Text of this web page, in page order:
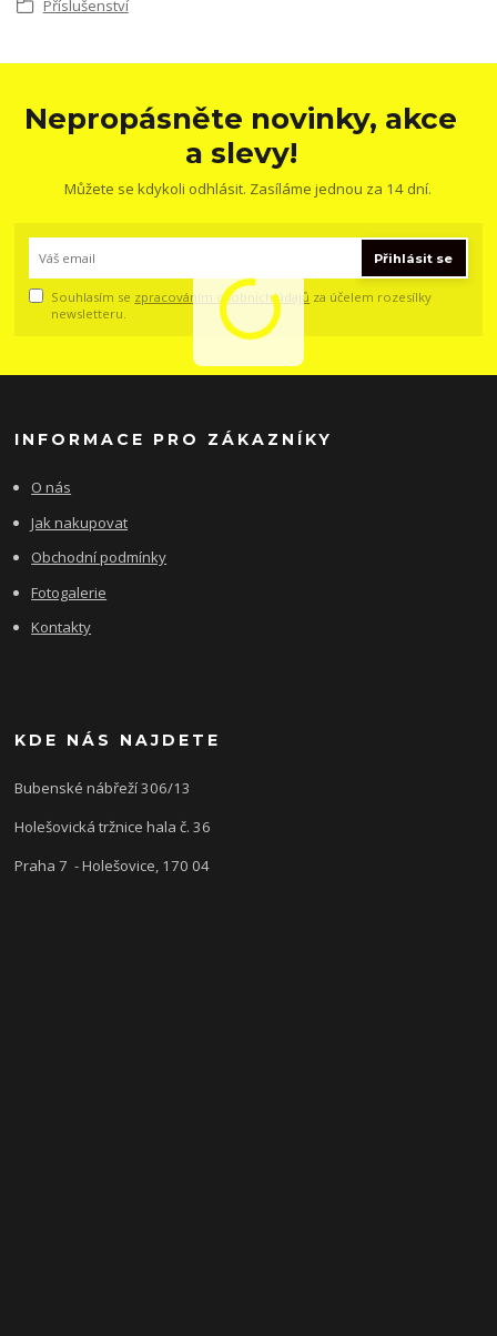
Příslušenství
Nepropásněte novinky, akce
a slevy!
Můžete se kdykoli odhlásit. Zasíláme jednou za 14 dní.
Přihlásit se
Souhlasím se zpracováním osobních údajů za účelem rozesílky
newsletteru.
INFORMACE PRO ZÁKAZNÍKY
O nás
Jak nakupovat
Obchodní podmínky
Fotogalerie
Kontakty
KDE NÁS NAJDETE
Bubenské nábřeží 306/13
Holešovická tržnice hala č. 36
Praha 7 - Holešovice, 170 04